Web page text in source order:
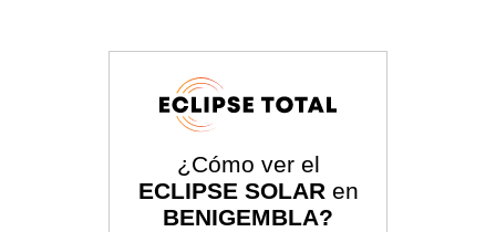
¿Cómo ver el
ECLIPSE SOLAR en
BENIGEMBLA?